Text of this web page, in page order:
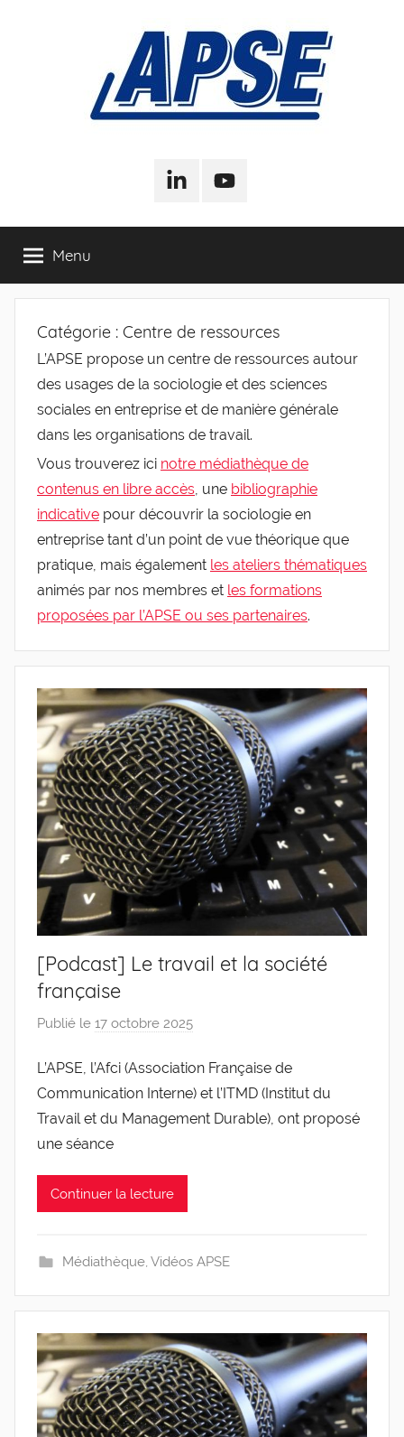
Association
Pour
la
Sociologie
de
l'Entreprise
l'Entreprise
LinkedInYoutube
Menu
Catégorie : Centre de ressources
L’APSE propose un centre de ressources autour
des usages de la sociologie et des sciences
sociales en entreprise et de manière générale
dans les organisations de travail.
Vous trouverez ici notre médiathèque de
contenus en libre accès, une bibliographie
indicative pour découvrir la sociologie en
entreprise tant d’un point de vue théorique que
pratique, mais également les ateliers thématiques
animés par nos membres et les formations
proposées par l’APSE ou ses partenaires.
[Podcast] Le travail et la société
française
Publié le 17 octobre 2025
r
g
l
L’APSE, l’Afci (Association Française de
Communication Interne) et l’ITMD (Institut du
Travail et du Management Durable), ont proposé
une séance
Continuer la lecture
Médiathèque, Vidéos APSE